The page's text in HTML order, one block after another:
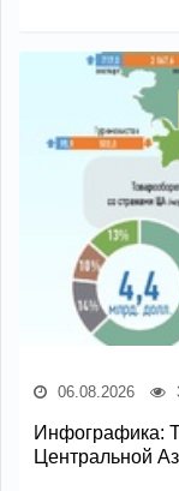
06.08.2026
Инфографика:
Центральной